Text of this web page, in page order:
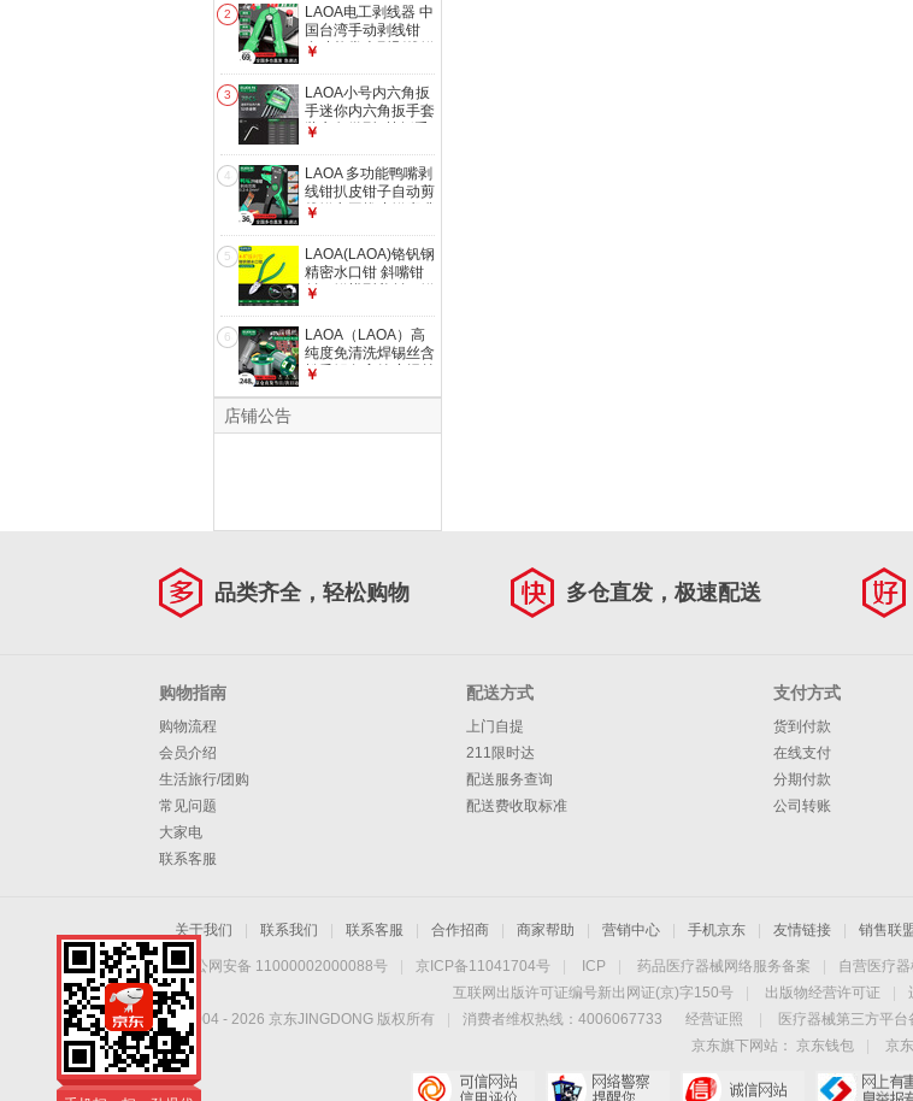
钢水口钳 LA111256
2
LAOA电工剥线器 中
国台湾手动剥线钳
多功能掌上型剥线钳
LA815826剥线钳
0.8-2.6mm
￥
3
LAOA小号内六角扳
手迷你内六角扳手套
装六角微型6棱扳手
迷你7件套0.7-3mm
￥
4
LAOA 多功能鸭嘴剥
线钳扒皮钳子自动剪
线钳电工拔皮钳鹰嘴
线器0.2-4mm²
￥
5
LAOA(LAOA)铬钒钢
精密水口钳 斜嘴钳
斜口钳模型剪斜口钳
钒钢水口钳
LA111234
￥
6
LAOA（LAOA）高
纯度免清洗焊锡丝含
松香锡条高纯度焊丝
￥
店铺公告
品类齐全，轻松购物 多仓直发，极速配送
购物指南
购物流程
会员介绍
生活旅行/团购
常见问题
大家电
联系客服
配送方式
上门自提
211限时达
配送服务查询
配送费收取标准
支付方式
货到付款
在线支付
分期付款
公司转账
关于我们 联系我们 联系客服 合作招商 商家帮助 营销中心 手机京东 友情链接 销售联
京公网安备 11000002000088号 京ICP备11041704号 ICP 药品医疗器械网络服务备案 自营医疗
互联网出版许可证编号新出网证(京)字150号
出版物经营许可证
Copyright © 2004 - 2026 京东JINGDONG 版权所有 消费者维权热线：4006067733 经营证照 医疗器械第三方平
京东旗下网站：
京东钱包
京
手机扫一扫，劲爆优
惠触手可得！